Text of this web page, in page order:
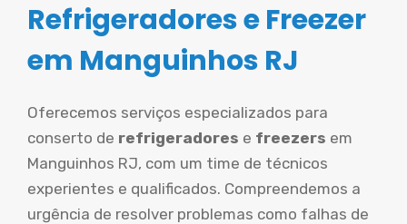
Refrigeradores e Freezer
em Manguinhos RJ
Oferecemos serviços especializados para
conserto de refrigeradores e freezers em
Manguinhos RJ, com um time de técnicos
experientes e qualificados. Compreendemos a
urgência de resolver problemas como falhas de